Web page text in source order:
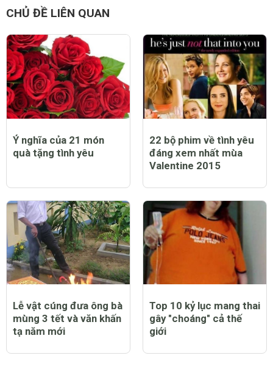
Những phong tục Giáng
sinh kỳ lạ nhất thế giới
tin mới cập nhật
CHỦ ĐỀ LIÊN QUAN
Ý nghĩa của 21 món
quà tặng tình yêu
22 bộ phim về tình yêu
đáng xem nhất mùa
Valentine 2015